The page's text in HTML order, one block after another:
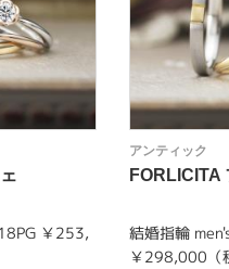
￥253,
アンティック
FORLICITA
結婚指輪
￥298,000（